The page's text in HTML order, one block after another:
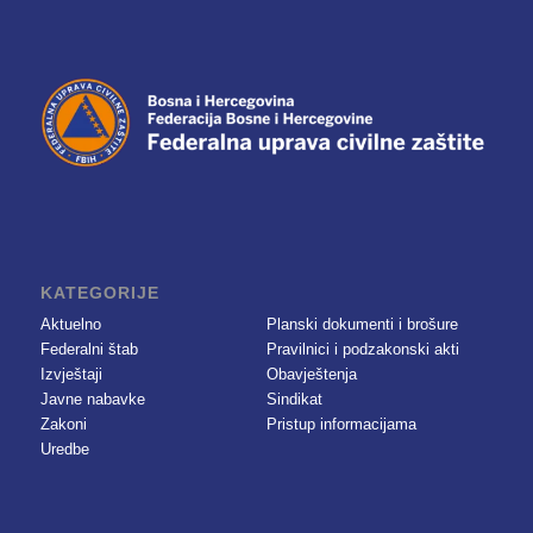
KATEGORIJE
Aktuelno
Federalni štab
Izvještaji
Javne nabavke
Zakoni
Uredbe
Planski dokumenti i brošure
Pravilnici i podzakonski akti
Obavještenja
Sindikat
Pristup informacijama